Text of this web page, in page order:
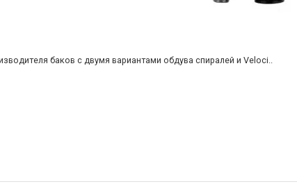
баков с двумя вариантами обдува спиралей и Veloci..